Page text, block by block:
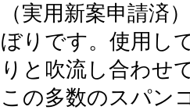
（実用新案申請済
ぼりです。使用し
りと吹流し合わせ
この多数のスパン